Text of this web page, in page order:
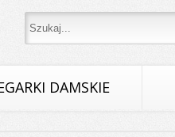
DAMSKIE